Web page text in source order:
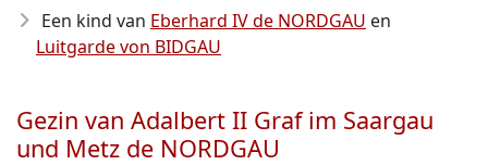
Een kind van Eberhard IV de NORDGAU en
Luitgarde von BIDGAU
Gezin van Adalbert II Graf im Saargau
und Metz de NORDGAU